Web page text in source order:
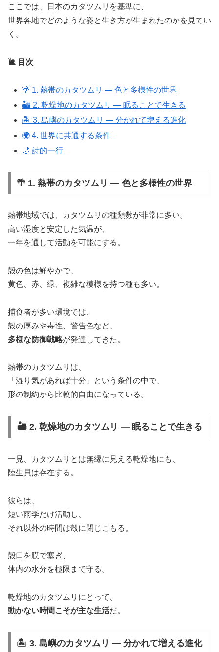
ここでは、日本のカタツムリを基準に、
世界各地でどのような姿と生き方が生まれたのかを見てい
く。
🐌 目次
🌴 1. 熱帯のカタツムリ ― 色と多様性の世界
🏜️ 2. 乾燥地のカタツムリ ― 眠ることで生きる
🏝️ 3. 島嶼のカタツムリ ― 分かれて増える進化
🌍 4. 世界に共通する条件
🌙 詩的一行
🌴 1. 熱帯のカタツムリ ― 色と多様性の世界
熱帯地域では、カタツムリの種類数が非常に多い。
高い湿度と安定した気温が、
一年を通して活動を可能にする。
殻の色は鮮やかで、
黄色、赤、緑、複雑な模様を持つ種も多い。
捕食者が多い環境では、
殻の厚みや毒性、警告色など、
多様な防御戦略が発達してきた。
熱帯のカタツムリは、
「湿り気があれば十分」という条件の中で、
形の制約から比較的自由になっている。
🏜️ 2. 乾燥地のカタツムリ ― 眠ることで生きる
一見、カタツムリとは無縁に見える乾燥地にも、
陸生貝は存在する。
彼らは、
短い雨季だけ活動し、
それ以外の時間は殻に閉じこもる。
殻口を膜で塞ぎ、
体内の水分を極限まで守る。
乾燥地のカタツムリにとって、
動かない時間こそが主な生活だ。
🏝️ 3. 島嶼のカタツムリ ― 分かれて増える進化